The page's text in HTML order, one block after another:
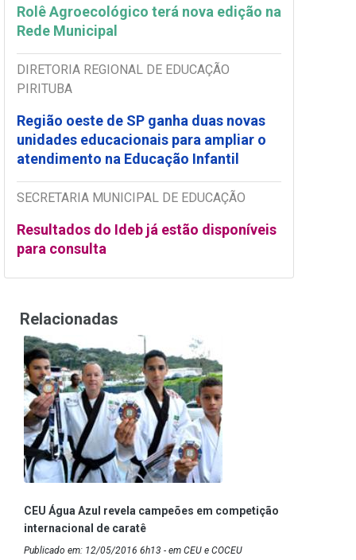
Rolê Agroecológico terá nova edição na
Rede Municipal
DIRETORIA REGIONAL DE EDUCAÇÃO
PIRITUBA
Região oeste de SP ganha duas novas
unidades educacionais para ampliar o
atendimento na Educação Infantil
SECRETARIA MUNICIPAL DE EDUCAÇÃO
Resultados do Ideb já estão disponíveis
para consulta
Relacionadas
CEU Água Azul revela campeões em competição
internacional de caratê
Publicado em: 12/05/2016 6h13 - em CEU e COCEU